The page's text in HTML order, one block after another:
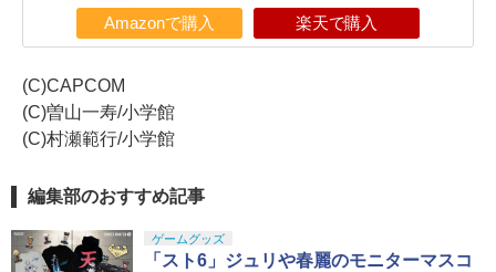
Amazonで購入 楽天で購入
(C)CAPCOM
(C)曽山一寿/小学館
(C)村瀬範行/小学館
編集部のおすすめ記事
ゲームグッズ
「スト6」ジュリや春麗のモニターマスコ